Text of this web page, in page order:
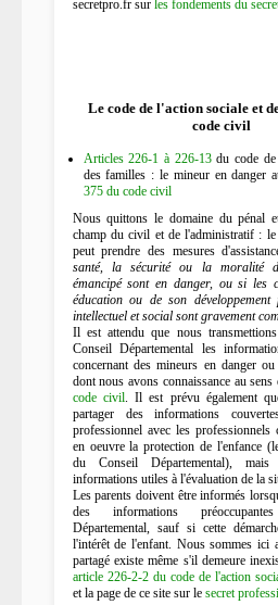
secretpro.fr sur les fondements du
Le code de l'action sociale et
code civil
Articles 226-1 à 226-13du code de
des familles : le mineur en danger
375 du code civil
Nous quittons le domaine du pénal
champ du civil et de l'administratif : le
peut prendre des mesures
santé, la sécurité ou la moralité
émancipé sont en danger, ou si les
éducation ou de son développement
intellectuel et social sont gravement
Il est attendu que nous
Conseil Départemental les
concernant des mineurs en danger
dont nous avons connaissance au sens
code civil. Il est prévu également
partager des informations
professionnel avec les professionnels
en oeuvre la protection de l'enfance
du Conseil Départemental), mais
informations utiles à l'évaluation de la
Les parents doivent être informés
des informations
Départemental, sauf si cette
l'intérêt de l'enfant. Nous sommes ici
partagé existe même s'il demeure
article 226-2-2 du code de l'action
et la page de ce site sur le secret